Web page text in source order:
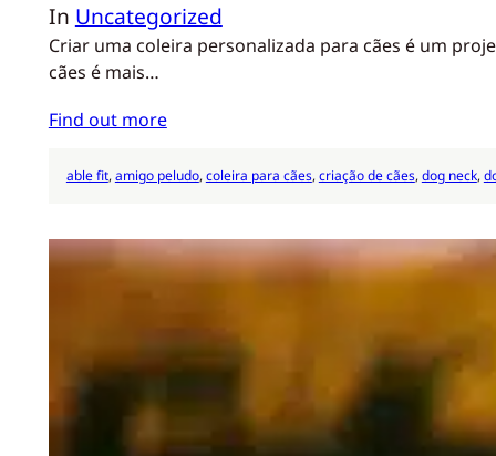
In Uncategorized
Criar uma coleira personalizada para cães é um
cães é mais…
Find out more
able fit, amigo peludo, coleira para cães, criação de cães, dog neck,